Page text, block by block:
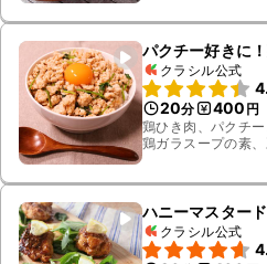
パクチー好きに
クラシル公式
20分 400 円
鶏ひき肉、パクチ
鶏ガラスープの素
ハニーマスター
クラシル公式